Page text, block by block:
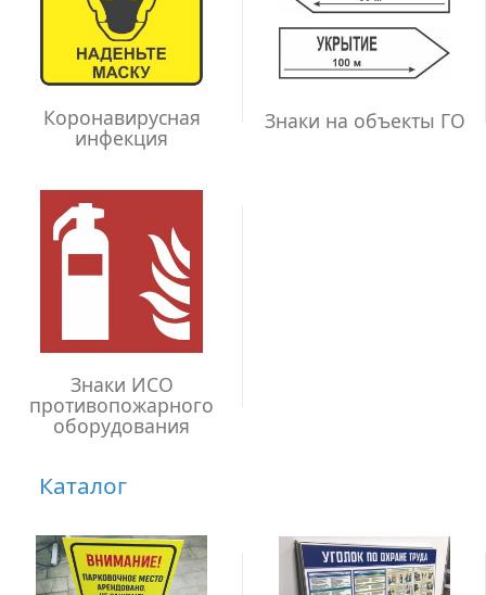
Коронавирусная
инфекция
Знаки на объекты ГО
Знаки ИСО
противопожарного
оборудования
Каталог